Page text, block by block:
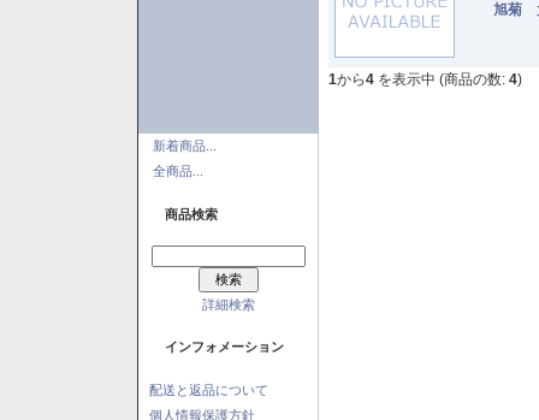
新着商品...
全商品...
商品検索
詳細検索
インフォメーション
配送と返品について
個人情報保護方針
旭菊
1から4 を表示中 (商品の数: 4)